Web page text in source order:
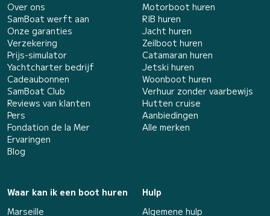
Over ons
SamBoat werft aan
Onze garanties
Verzekering
Prijs-simulator
Yachtcharter bedrijf
Cadeaubonnen
SamBoat Club
Reviews van klanten
Pers
Fondation de la Mer
Ervaringen
Blog
Motorboot huren
RIB huren
Jacht huren
Zeilboot huren
Catamaran huren
Jetski huren
Woonboot huren
Verhuur zonder vaarbewijs
Hutten cruise
Aanbiedingen
Alle merken
Waar kan ik een boot huren
Marseille
Hulp
Algemene hulp